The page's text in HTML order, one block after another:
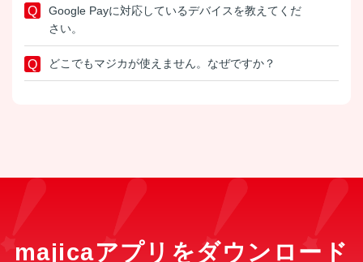
Google Payに対応しているデバイスを教えてくだ
さい。
どこでもマジカが使えません。なぜですか？
majicaアプリをダウンロード